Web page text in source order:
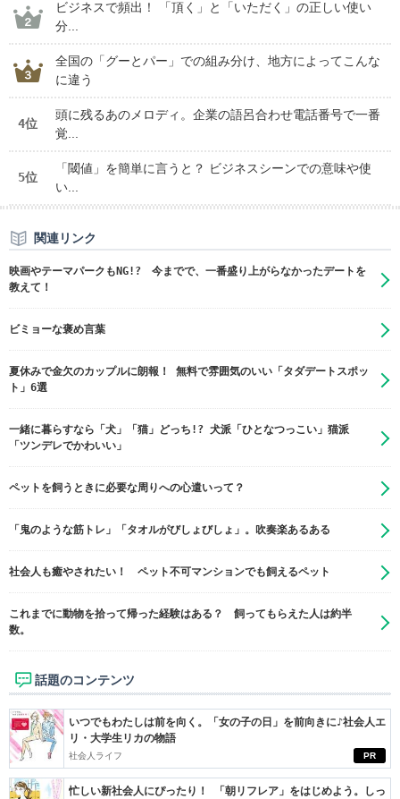
ビジネスで頻出！ 「頂く」と「いただく」の正しい使い
分...
全国の「グーとパー」での組み分け、地方によってこんな
に違う
4位
頭に残るあのメロディ。企業の語呂合わせ電話番号で一番
覚...
5位
「閾値」を簡単に言うと？ ビジネスシーンでの意味や使
い...
関連リンク
映画やテーマパークもNG!? 今までで、一番盛り上がらなかったデートを
教えて！
ビミョーな褒め言葉
夏休みで金欠のカップルに朗報！ 無料で雰囲気のいい「タダデートスポッ
ト」6選
一緒に暮らすなら「犬」「猫」どっち!? 犬派「ひとなつっこい」猫派
「ツンデレでかわいい」
ペットを飼うときに必要な周りへの心遣いって？
「鬼のような筋トレ」「タオルがびしょびしょ」。吹奏楽あるある
社会人も癒やされたい！ ペット不可マンションでも飼えるペット
これまでに動物を拾って帰った経験はある？ 飼ってもらえた人は約半
数。
話題のコンテンツ
PR
いつでもわたしは前を向く。「女の子の日」を前向きに♪社会人エ
リ・大学生リカの物語
社会人ライフ
忙しい新社会人にぴったり！ 「朝リフレア」をはじめよう。しっ